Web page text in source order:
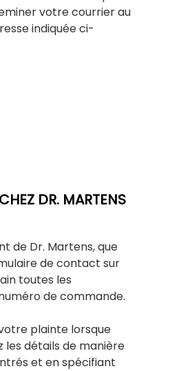
votre courrier au
indiquée ci-
DR. MARTENS
de Dr. Martens, que
de contact sur
toutes les
de commande.
plainte lorsque
les détails de manière
et en spécifiant